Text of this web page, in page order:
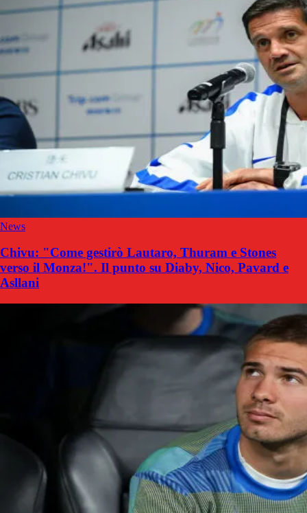
News
Chivu: "Come gestirò Lautaro, Thuram e Stones
verso il Monza!". Il punto su Diaby, Nico, Pavard e
Asllani